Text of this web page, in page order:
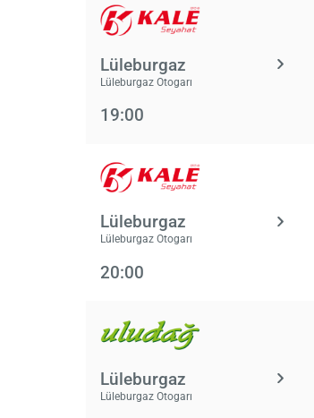
Lüleburgaz
Lüleburgaz Otogarı
19:00
Lüleburgaz
Lüleburgaz Otogarı
20:00
Lüleburgaz
Lüleburgaz Otogarı